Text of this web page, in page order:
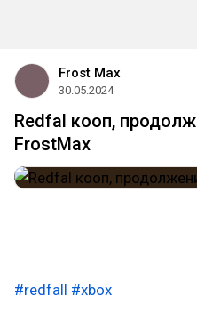
Frost Max
30.05.2024
Redfal кооп,
FrostMax
#redfall #xbox